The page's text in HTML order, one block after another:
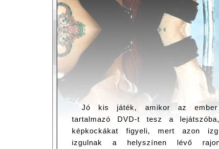
Jó kis játék, amikor az ember
tartalmazó DVD-t tesz a
képkockákat figyeli, mert azon
izgulnak a helyszínen lévő